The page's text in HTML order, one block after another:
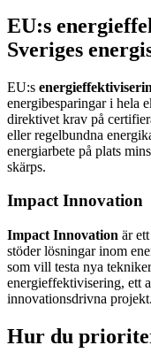
EU:s
Sveriges
EU:s
energibesparingar i hela
direktivet krav på
eller regelbundna
energiarbete på plats
skärps.
Impact Innovation
Impact Innovation är
stöder lösningar inom
som vill testa nya
energieffektivisering, ett
innovationsdrivna projekt.
Hur du